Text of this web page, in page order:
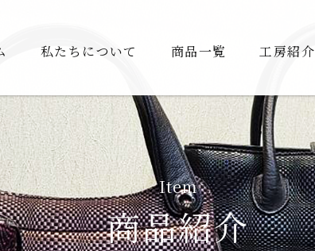
私たちについて 商品一覧 工房紹介
Item
商品紹介